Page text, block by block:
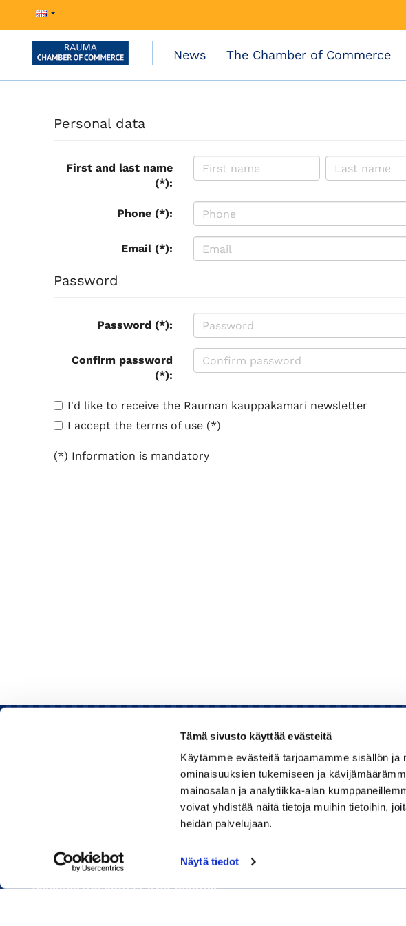
Tämä sivusto käyttää evästeitä
Käytämme evästeitä tarjoamamme sisällön
ominaisuuksien tukemiseen ja
mainosalan ja analytiikka-alan
voivat yhdistää näitä tietoja muihin tietoihin,
heidän palvelujaan.
Näytä tiedot
News The Chamber of Commerce
Personal data
First and last name
(*):
Phone (*):
Email (*):
Password
Password (*):
Confirm password
(*):
I'd like to receive the Rauman kauppakamari newsletter
I accept the terms of use (*)
(*) Information is mandatory
Rauman kauppakamari
Huom! Vientikaupan asiakirjoihin liittyvät kyselyt
040 1828 268(Heini Yli-Antola)
Sähköpostiosoitteet ovat muotoa
Kauppakamari
Koulutukset